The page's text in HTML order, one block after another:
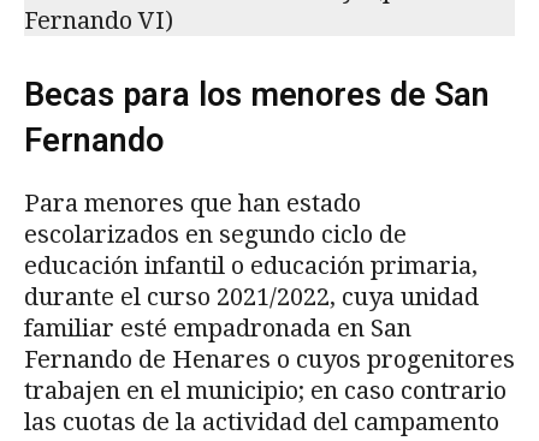
Fernando VI)
Becas para los menores de San
Fernando
Para menores que han estado
escolarizados en segundo ciclo de
educación infantil o educación primaria,
durante el curso 2021/2022, cuya unidad
familiar esté empadronada en San
Fernando de Henares o cuyos progenitores
trabajen en el municipio; en caso contrario
las cuotas de la actividad del campamento